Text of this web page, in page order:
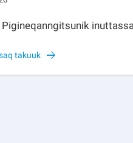
takuuk